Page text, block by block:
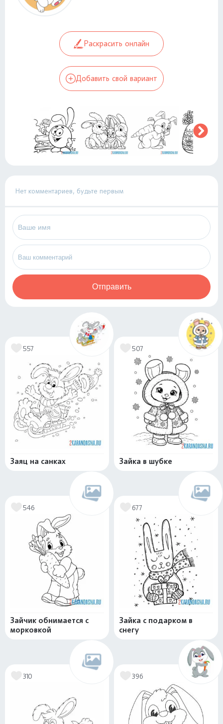
Раскрасить онлайн
Добавить свой вариант
Нет комментариев, будьте первым
Отправить
557
Заяц на санках
507
Зайка в шубке
546
Зайчик обнимается с
морковкой
677
Зайка с подарком в
снегу
310 396